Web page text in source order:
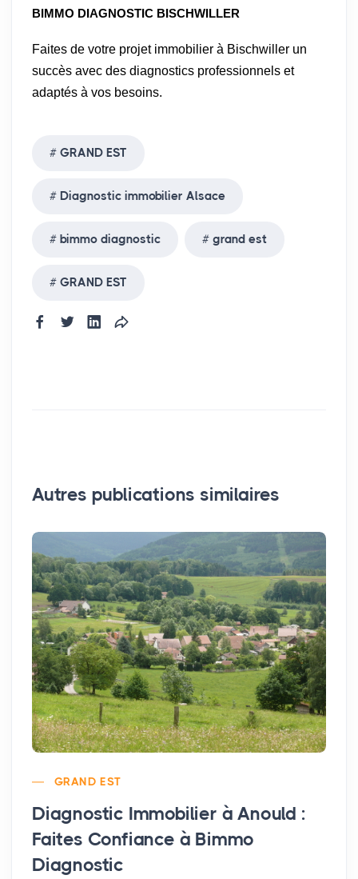
BIMMO DIAGNOSTIC BISCHWILLER
Faites de votre projet immobilier à Bischwiller un
succès avec des diagnostics professionnels et
adaptés à vos besoins.
GRAND EST
Diagnostic immobilier Alsace
bimmo diagnostic grand est
GRAND EST
Autres publications similaires
GRAND EST
Diagnostic Immobilier à Anould :
Faites Confiance à Bimmo
Diagnostic